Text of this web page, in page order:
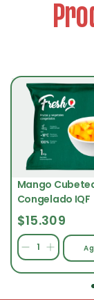
Mango
Congelado IQF
$15.309